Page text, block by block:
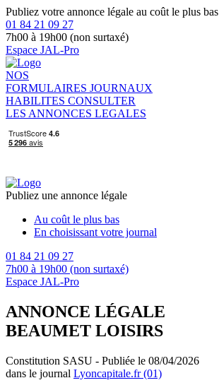
Publiez votre annonce légale au coût le plus bas
01 84 21 09 27
7h00 à 19h00 (non surtaxé)
Espace JAL-Pro
NOS
FORMULAIRES JOURNAUX
HABILITES CONSULTER
LES ANNONCES LEGALES
Publiez une annonce légale
Au coût le plus bas
En choisissant votre journal
01 84 21 09 27
7h00 à 19h00 (non surtaxé)
Espace JAL-Pro
ANNONCE LÉGALE
BEAUMET LOISIRS
Constitution SASU - Publiée le 08/04/2026
dans le journal Lyoncapitale.fr (01)